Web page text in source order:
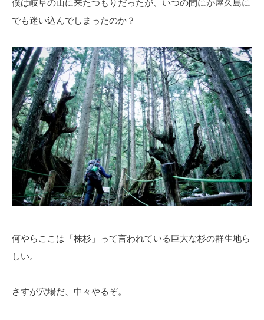
僕は岐阜の山に来たつもりだったが、いつの間にか屋久島に
でも迷い込んでしまったのか？
何やらここは「株杉」って言われている巨大な杉の群生地ら
しい。
さすが穴場だ、中々やるぞ。